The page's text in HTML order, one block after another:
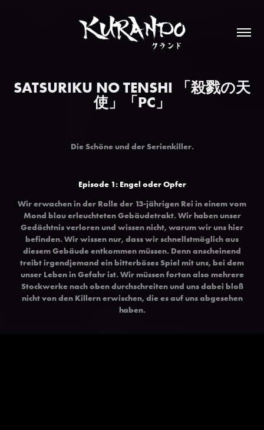
SATSURIKU NO TENSHI 「殺戮の天
使」「PC」
Die Schöne und der Serienkiller.
Episode 1: Engel oder Opfer
Wir erwachen in der Rolle der 13-jährigen Rei in einem vom
Mond blau erleuchteten Gebäudetrakt. Wir haben unser
Gedächtnis verloren und wissen nicht, warum wir uns hier
befinden. Wir wissen nur, dass wir schnellstmöglich aus
diesem Gebäude entkommen müssen. Denn anscheinend
treibt irgendjemand ein bitterböses Spiel mit uns, bei dem
unser Leben in Gefahr ist. Wir müssen fortan also mehrere
Stockwerke nach oben durchschreiten und uns dabei bloß
nicht von den Killern erwischen, die es auf uns abgesehen
haben.